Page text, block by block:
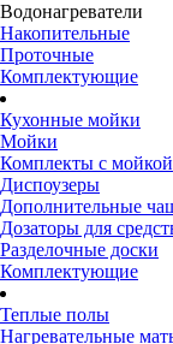
Водонагреватели
Накопительные
Проточные
Комплектующие
Кухонные мойки
Мойки
Комплекты с мойкой
Диспоузеры
Дополнительные
Дозаторы для
Разделочные доски
Комплектующие
Теплые полы
Нагревательные